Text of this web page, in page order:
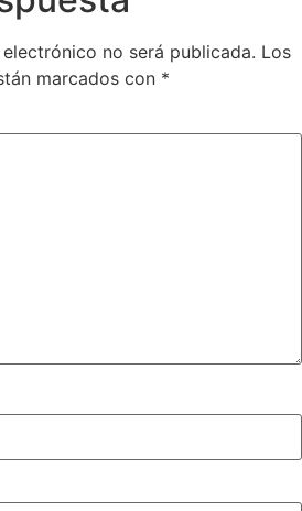
no será publicada. Los
marcados con *